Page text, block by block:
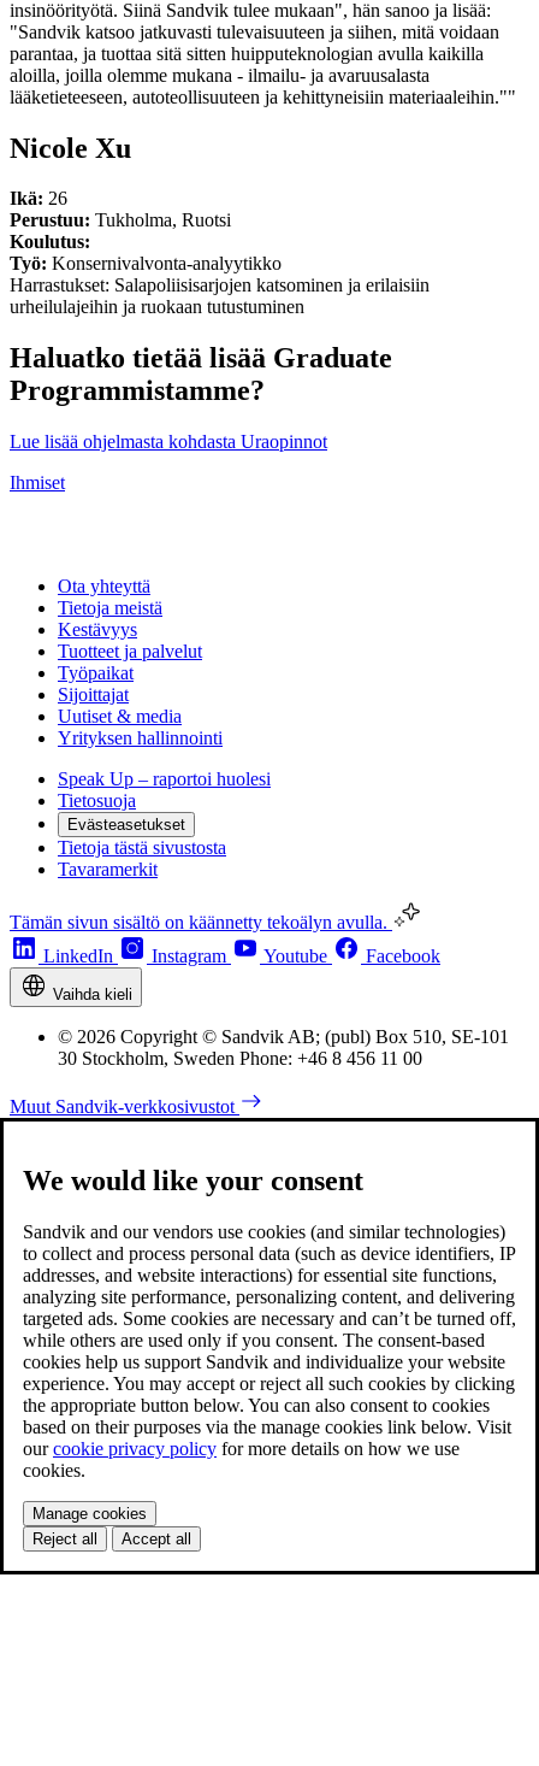
insinöörityötä. Siinä Sandvik tulee mukaan", hän sanoo ja lisää:
"Sandvik katsoo jatkuvasti tulevaisuuteen ja siihen, mitä voidaan
parantaa, ja tuottaa sitä sitten huipputeknologian avulla kaikilla
aloilla, joilla olemme mukana - ilmailu- ja avaruusalasta
lääketieteeseen, autoteollisuuteen ja kehittyneisiin materiaaleihin.""
Nicole Xu
Ikä: 26
Perustuu: Tukholma, Ruotsi
Koulutus:
Työ: Konsernivalvonta-analyytikko
Harrastukset: Salapoliisisarjojen katsominen ja erilaisiin
urheilulajeihin ja ruokaan tutustuminen
Haluatko tietää lisää Graduate
Programmistamme?
Lue lisää ohjelmasta kohdasta Uraopinnot
Ihmiset
Ota yhteyttä
Tietoja meistä
Kestävyys
Tuotteet ja palvelut
Työpaikat
Sijoittajat
Uutiset & media
Yrityksen hallinnointi
Speak Up – raportoi huolesi
Tietosuoja
Evästeasetukset
Tietoja tästä sivustosta
Tavaramerkit
Tämän sivun sisältö on käännetty tekoälyn avulla.
LinkedIn
Instagram Youtube Facebook
Vaihda kieli
© 2026 Copyright © Sandvik AB; (publ) Box 510, SE-101
30 Stockholm, Sweden Phone: +46 8 456 11 00
Muut Sandvik-verkkosivustot
We would like your consent
Sandvik and our vendors use cookies (and similar technologies)
to collect and process personal data (such as device identifiers, IP
addresses, and website interactions) for essential site functions,
analyzing site performance, personalizing content, and delivering
targeted ads. Some cookies are necessary and can’t be turned off,
while others are used only if you consent. The consent-based
cookies help us support Sandvik and individualize your website
experience. You may accept or reject all such cookies by clicking
the appropriate button below. You can also consent to cookies
based on their purposes via the manage cookies link below. Visit
ourcookie privacy policy for more details on how we use
cookies.
Manage cookies
Reject all
Accept all